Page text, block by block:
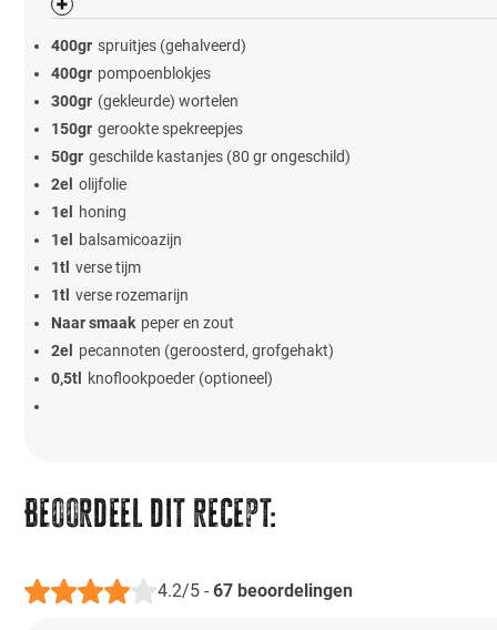
400gr spruitjes (gehalveerd)
400gr pompoenblokjes
300gr (gekleurde) wortelen
150gr gerookte spekreepjes
50gr geschilde kastanjes (80 gr ongeschild)
2el olijfolie
1el honing
1el balsamicoazijn
1tl verse tijm
1tl verse rozemarijn
Naar smaak peper en zout
2el pecannoten (geroosterd, grofgehakt)
0,5tl knoflookpoeder (optioneel)
Beoordeel dit recept:
4.2/5- 67beoordelingen